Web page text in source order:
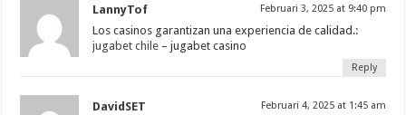
LannyTof Februari 3, 2025 at 9:40 pm
Los casinos garantizan una experiencia de calidad.:
jugabet chile – jugabet casino
Reply
DavidSET Februari 4, 2025 at 1:45 am